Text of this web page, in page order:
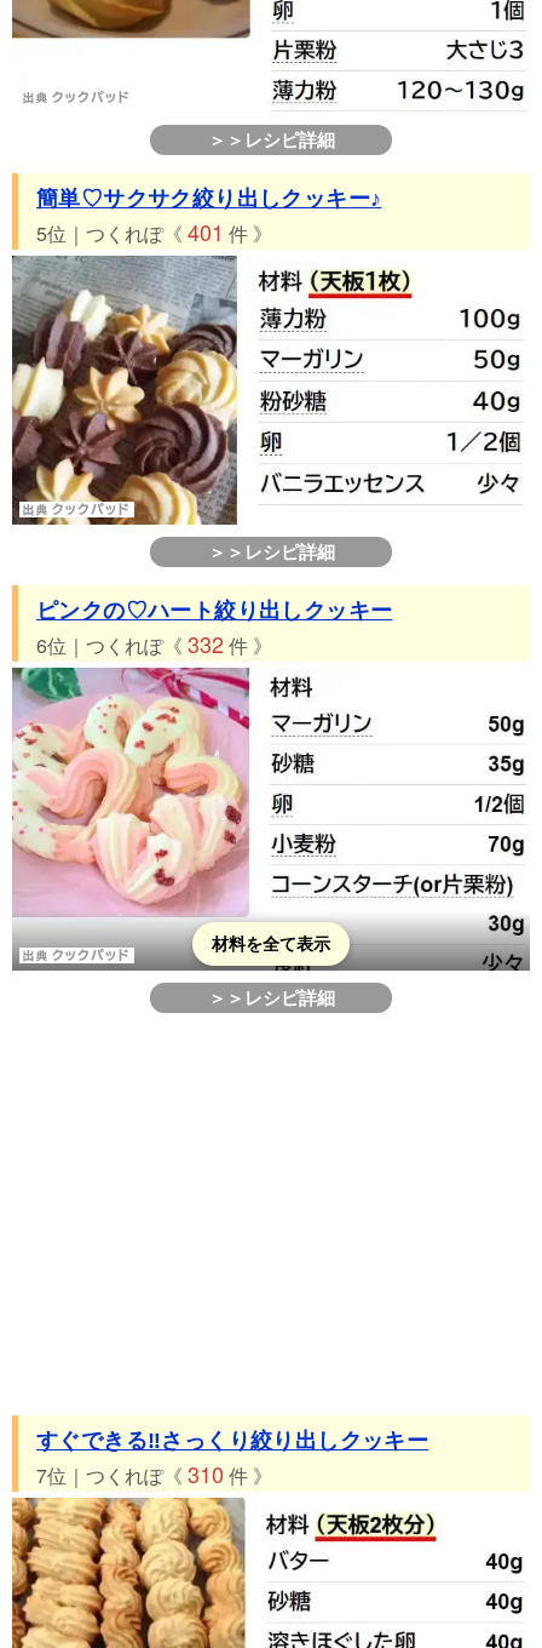
＞＞レシピ詳細
簡単♡サクサク絞り出しクッキー♪
5位｜つくれぽ《 401 件 》
＞＞レシピ詳細
ピンクの♡ハート絞り出しクッキー
6位｜つくれぽ《 332 件 》
材料を全て表示
＞＞レシピ詳細
すぐできる‼さっくり絞り出しクッキー
7位｜つくれぽ《 310 件 》